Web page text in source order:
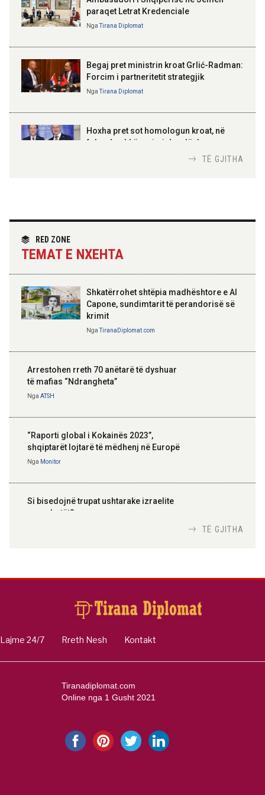
Kosovë!
100-vjetori i themelimit të
Urdhrit të Skënderbeut
paraqet Letrat Kredenciale
NgaTirana Diplomat
Begaj pret ministrin kroat Grlić-Radman:
Forcim i partneritetit strategjik
NgaTirana Diplomat
Hoxha pret sot homologun kroat, në
fokus bashkëpunimi dypalësh
partneritetit strategjik
TË GJITHA
RED ZONE
TEMAT E NXEHTA
Shkatërrohet shtëpia madhështore e Al
Capone, sundimtarit të perandorisë së
krimit
NgaTiranaDiplomat.com
Arrestohen rreth 70 anëtarë të dyshuar
të mafias “Ndrangheta”
Nga ATSH
“Raporti global i Kokainës 2023”,
shqiptarët lojtarë të mëdhenj në Europë
Nga Monitor
Si bisedojnë trupat ushtarake izraelite
me robotët?
inteligjente izraelite
TË GJITHA
Lajme 24/7 Rreth Nesh Kontakt
Tiranadiplomat.com
Online nga 1 Gusht 2021